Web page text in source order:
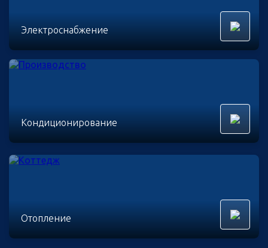
Электроснабжение
Кондиционирование
Отопление